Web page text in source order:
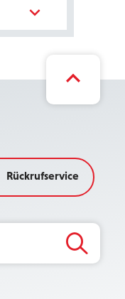
Rückrufservice
Search Button